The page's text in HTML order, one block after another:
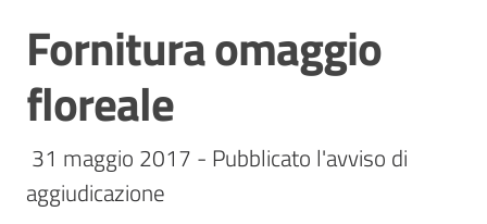
Stazioni
appaltanti
Salta al contenuto
Fornitura omaggio
floreale
aggiudicazione